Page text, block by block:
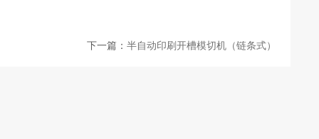
下一篇： 半自动印刷开槽模切机（链条式）